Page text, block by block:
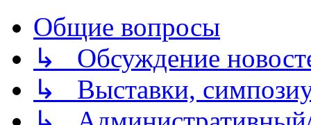
Общие вопросы
↳ Обсуждение
↳ Выставки,